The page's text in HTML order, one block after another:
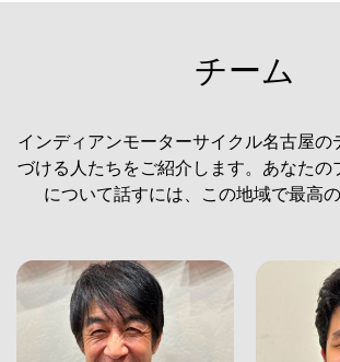
チーム
インディアンモーターサイクル名古屋の
づける人たちをご紹介します。あなたの
について話すには、この地域で最高の